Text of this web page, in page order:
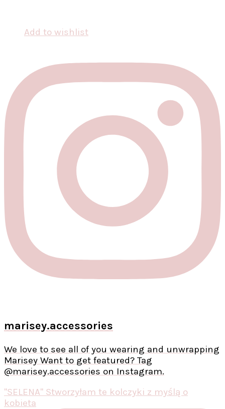
Add to wishlist
marisey.accessories
We love to see all of you wearing and unwrapping
Marisey Want to get featured? Tag
@marisey.accessories on Instagram.
"SELENA" Stworzyłam te kolczyki z myślą o
kobieta